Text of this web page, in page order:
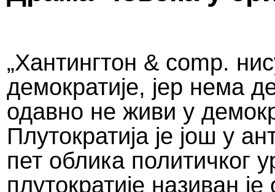
„Хантингтон & comp.
демократије, јер нема
одавно не живи у
Плутократија је још у
пет облика политичког
плутократије називан